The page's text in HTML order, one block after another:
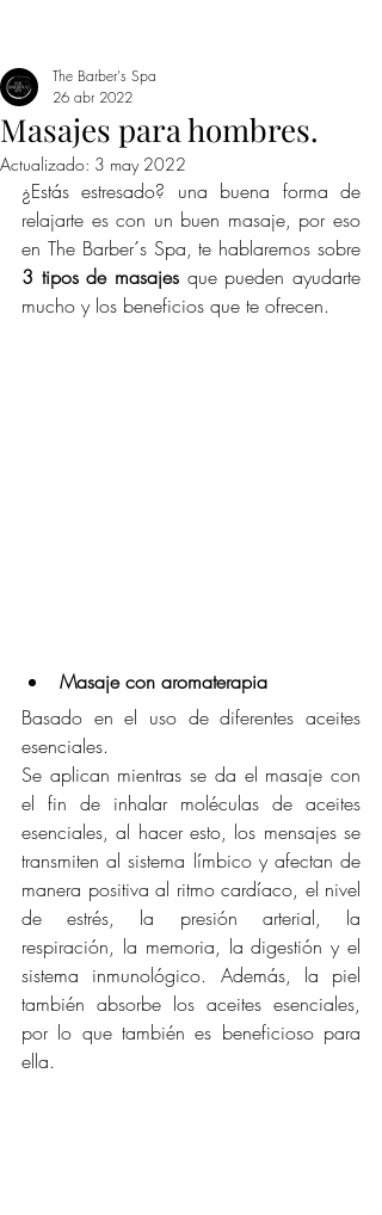
Masajes para hombres.
The Barber's Spa
26 abr 2022
Actualizado: 3 may 2022
¿Estás estresado? una buena forma de
relajarte es con un buen masaje, por eso
3 tipos de masajes que pueden ayudarte
mucho y los beneficios que te ofrecen.
Masaje con aromaterapia
Basado en el uso de diferentes aceites
esenciales.
Se aplican mientras se da el masaje con
el fin de inhalar moléculas de aceites
esenciales, al hacer esto, los mensajes se
transmiten al sistema límbico y afectan de
manera positiva al ritmo cardíaco, el nivel
de estrés, la presión arterial, la
respiración, la memoria, la digestión y el
sistema inmunológico. Además, la piel
también absorbe los aceites esenciales,
por lo que también es beneficioso para
ella.